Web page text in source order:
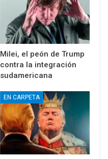
Milei, el peón de Trump
contra la integración
sudamericana
EN CARPETA